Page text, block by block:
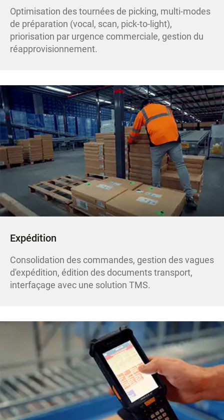
Optimisation des tournées de picking, multi-modes
de préparation (vocal, scan, pick-to-light),
priorisation par urgence commerciale, gestion du
réapprovisionnement.
Expédition
Consolidation des commandes, gestion des vagues
d'expédition, édition des documents transport,
interfaçage avec une solution TMS.